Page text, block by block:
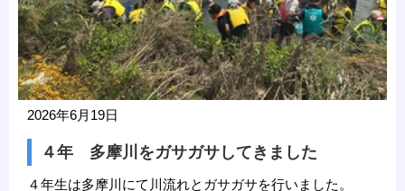
2026年6月19日
４年 多摩川をガサガサしてきました
４年生は多摩川にて川流れとガサガサを行いました。